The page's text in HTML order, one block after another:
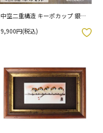
中空二重構造 キーポカップ 銀彩
量300ml （化粧箱入り）
9,900円(税込)